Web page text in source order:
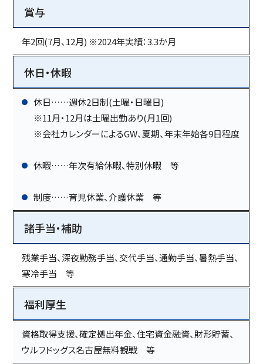
賞与
年2回(7月、12月) ※2024年実績：3.3か月
休日・休暇
休日……週休2日制(土曜・日曜日)
※11月・12月は土曜出勤あり(月1回)
※会社カレンダーによるGW、夏期、年末年始各9日程度
休暇……年次有給休暇、特別休暇 等
制度……育児休業、介護休業 等
諸手当・補助
残業手当、深夜勤務手当、交代手当、通勤手当、暑熱手当、
寒冷手当 等
福利厚生
資格取得支援、確定拠出年金、住宅資金融資、財形貯蓄、
ウルフドッグス名古屋無料観戦 等